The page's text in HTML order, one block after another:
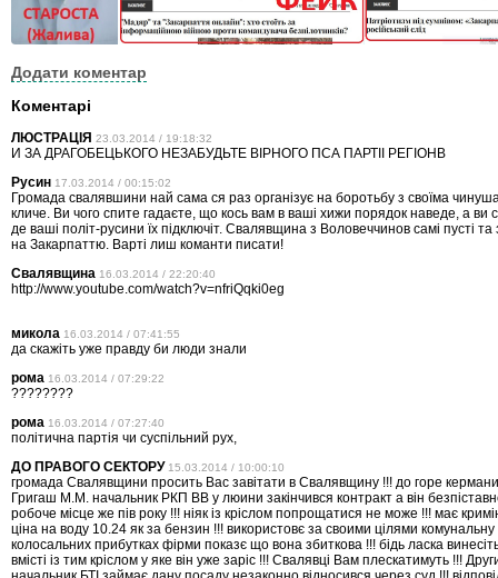
Додати коментар
Коментарі
ЛЮСТРАЦІЯ 23.03.2014 / 19:18:32
И ЗА ДРАГОБЕЦЬКОГО НЕЗАБУДЬТЕ ВІРНОГО ПСА ПАРТІІ РЕГІОНВ
Русин 17.03.2014 / 00:15:02
Громада свалявшини най сама ся раз організує на боротьбу з своїма
кличе. Ви чого спите гадаєте, що кось вам в ваші хижи порядок наведе, а ви
де ваші політ-русини їх підключіт. Свалявщина з Воловеччинов самі пусті
на Закарпаттю. Варті лиш команти писати!
Свалявщина 16.03.2014 / 22:20:40
http://www.youtube.com/watch?v=nfriQqki0eg
микола 16.03.2014 / 07:41:55
да скажіть уже правду би люди знали
рома 16.03.2014 / 07:29:22
????????
рома 16.03.2014 / 07:27:40
політична партія чи суспільний рух,
ДО ПРАВОГО СЕКТОРУ 15.03.2014 / 10:00:10
громада Свалявщини просить Вас завітати в Свалявщину !!! до горе
Григаш М.М. начальник РКП ВВ у люини закінчився контракт а він
робоче місце же пів року !!! ніяк із кріслом попрощатися не може !!! має
ціна на воду 10.24 як за бензин !!! використовє за своими цілями комунальну
колосальних прибутках фірми показє що вона збиткова !!! бідь ласка
вмісті із тим кріслом у яке він уже заріс !!! Свалявці Вам плескатимуть !!!